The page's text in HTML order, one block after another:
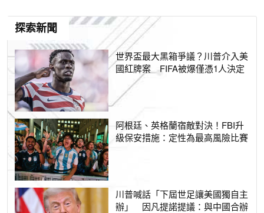
探索新聞
世界盃最大黑箱爭議？川普介入美
國紅牌案 FIFA被爆僅憑1人決定
阿根廷、英格蘭宿敵對決！FBI升
級保安措施：定性為最高風險比賽
川普喊話「下屆世足讓美國獨自主
辦」 因凡提諾提議：與中國合辦